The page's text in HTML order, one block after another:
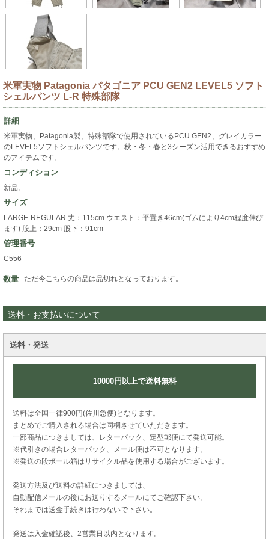
米軍実物 Patagonia パタゴニア PCU GEN2 LEVEL5 ソフト
シェルパンツ L-R 特殊部隊
詳細
米軍実物、Patagonia製、特殊部隊で使用されているPCU GEN2、グレイカラー
のLEVEL5ソフトシェルパンツです。秋・冬・春と3シーズン活用できるおすすめ
のアイテムです。
コンディション
新品。
サイズ
LARGE-REGULAR 丈：115cm ウエスト：平置き46cm(ゴムにより4cm程度伸び
ます) 股上：29cm 股下：91cm
管理番号
C556
数量 ただ今こちらの商品は品切れとなっております。
送料・お支払いについて
送料・発送
10000円以上で送料無料
送料は全国一律900円(佐川急便)となります。
まとめでご購入される場合は同梱させていただきます。
一部商品につきましては、レターパック、定型郵便にて発送可能。
※代引きの場合レターパック、メール便は不可となります。
※発送の段ボール箱はリサイクル品を使用する場合がございます。
発送方法及び送料の詳細につきましては、
自動配信メールの後にお送りするメールにてご確認下さい。
それまでは送金手続きは行わないで下さい。
発送は入金確認後、2営業日以内となります。